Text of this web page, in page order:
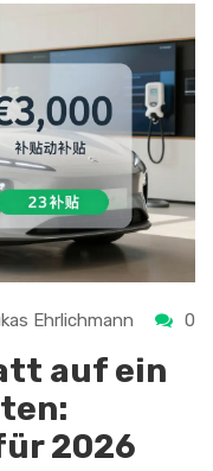
Ehrlichmann 0
auf ein
2026